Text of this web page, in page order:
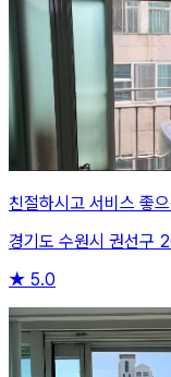
친절하시고 서비스 좋
경기도 수원시 권선구
★ 5.0